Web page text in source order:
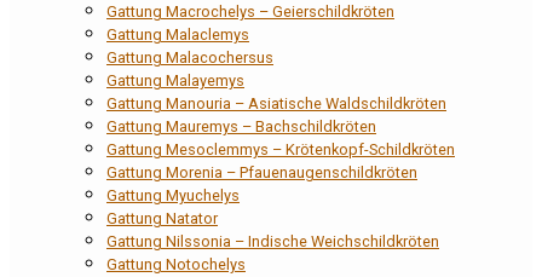
Gattung Macrochelys – Geierschildkröten
Gattung Malaclemys
Gattung Malacochersus
Gattung Malayemys
Gattung Manouria – Asiatische Waldschildkröten
Gattung Mauremys – Bachschildkröten
Gattung Mesoclemmys – Krötenkopf-Schildkröten
Gattung Morenia – Pfauenaugenschildkröten
Gattung Myuchelys
Gattung Natator
Gattung Nilssonia – Indische Weichschildkröten
Gattung Notochelys